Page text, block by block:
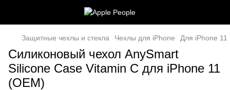
Защитные чехлы и стекла Чехлы для iPhone Для iPhone 11
Силиконовый чехол AnySmart
Silicone Case Vitamin C для iPhone 11
(OEM)